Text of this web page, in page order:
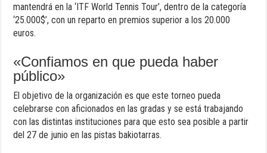
mantendrá en la ‘ITF World Tennis Tour’, dentro de la categoría
‘25.000$’, con un reparto en premios superior a los 20.000
euros.
«Confiamos en que pueda haber
público»
El objetivo de la organización es que este torneo pueda
celebrarse con aficionados en las gradas y se está trabajando
con las distintas instituciones para que esto sea posible a partir
del 27 de junio en las pistas bakiotarras.